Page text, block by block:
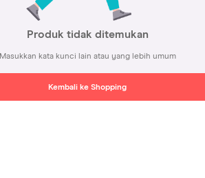
Produk tidak ditemukan
Masukkan kata kunci lain atau yang lebih umum
Kembali ke Shopping